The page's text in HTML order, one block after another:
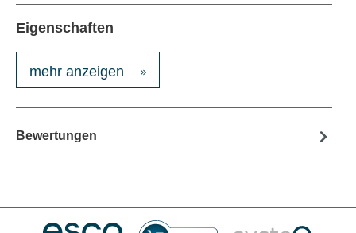
Eigenschaften
mehr anzeigen
Bewertungen